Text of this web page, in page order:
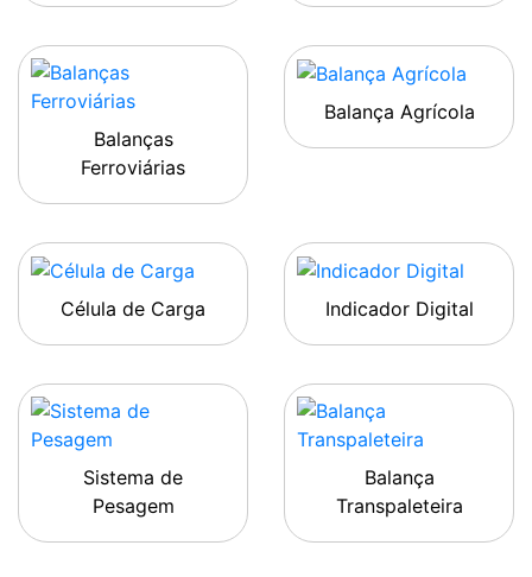
Balanças
Ferroviárias
Balança Agrícola
Célula de Carga Indicador Digital
Sistema de
Pesagem
Balança
Transpaleteira